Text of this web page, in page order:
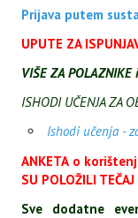
Prijava putem
UPUTE ZA
VIŠE ZA POLAZNIKE
ISHODI UČENJA ZA
Ishodi učenja -
ANKETA o
SU POLOŽILI TEČAJ
Sve dodatne